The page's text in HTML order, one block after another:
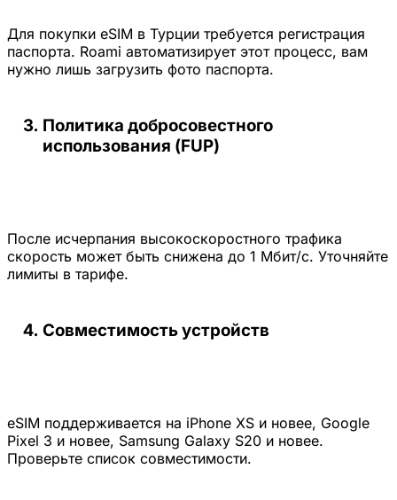
Для покупки eSIM в Турции требуется регистрация
паспорта. Roami автоматизирует этот процесс, вам
нужно лишь загрузить фото паспорта.
Политика добросовестного
использования (FUP)
После исчерпания высокоскоростного трафика
скорость может быть снижена до 1 Мбит/с. Уточняйте
лимиты в тарифе.
Совместимость устройств
eSIM поддерживается на iPhone XS и новее, Google
Pixel 3 и новее, Samsung Galaxy S20 и новее.
Проверьте список совместимости.